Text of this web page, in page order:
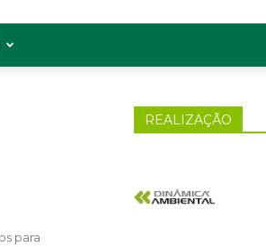
​​para
REALIZAÇÃO